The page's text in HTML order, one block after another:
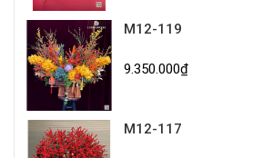
M12-119
9.350.000₫
M12-117